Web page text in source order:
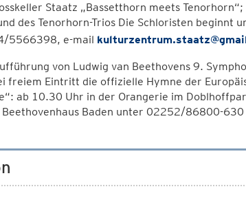
Staatz „Bassetthorn meets
des Tenorhorn-Trios Die Schloristen beginnt
5566398, e-mail
von Ludwig van Beethovens 9.
freiem Eintritt die offizielle Hymne der
ab 10.30 Uhr in der Orangerie im
Baden unter 02252/86800-630